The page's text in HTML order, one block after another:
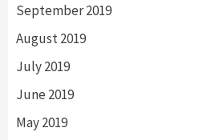
September 2019
August 2019
July 2019
June 2019
May 2019